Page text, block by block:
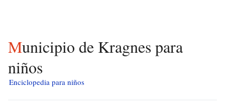
Municipio de Kragnes para
niños
Enciclopedia para niños